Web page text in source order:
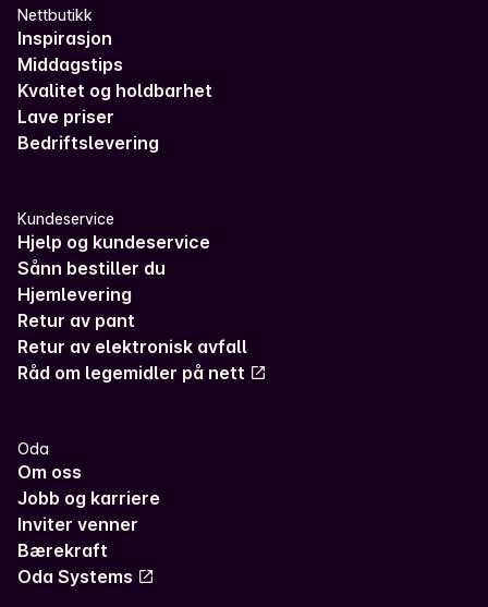
Nettbutikk
Inspirasjon
Middagstips
Kvalitet og holdbarhet
Lave priser
Bedriftslevering
Kundeservice
Hjelp og kundeservice
Sånn bestiller du
Hjemlevering
Retur av pant
Retur av elektronisk avfall
Råd om legemidler på nett
Oda
Om oss
Jobb og karriere
Inviter venner
Bærekraft
Oda Systems